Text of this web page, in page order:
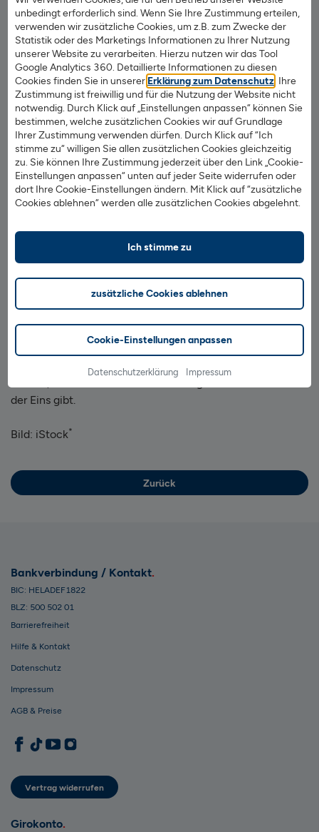
unbedingt erforderlich sind. Wenn Sie Ihre Zustimmung erteilen,
verwenden wir zusätzliche Cookies, um z.B. zum Zwecke der
Statistik oder des Marketings Informationen zu Ihrer Nutzung
unserer Website zu verarbeiten. Hierzu nutzen wir das Tool
Google Analytics 360. Detaillierte Informationen zu diesen
Cookies finden Sie in unserer Erklärung zum Datenschutz . Ihre
Zustimmung ist freiwillig und für die Nutzung der Website nicht
notwendig. Durch Klick auf „Einstellungen anpassen“ können Sie
bestimmen, welche zusätzlichen Cookies wir auf Grundlage
Ihrer Zustimmung verwenden dürfen. Durch Klick auf “Ich
stimme zu“ willigen Sie allen zusätzlichen Cookies gleichzeitig
zu. Sie können Ihre Zustimmung jederzeit über den Link „Cookie-
Einstellungen anpassen“ unten auf jeder Seite widerrufen oder
dort Ihre Cookie-Einstellungen ändern. Mit Klick auf “zusätzliche
Cookies ablehnen“ werden alle zusätzlichen Cookies abgelehnt.
Ich stimme zu
zusätzliche Cookies ablehnen
Cookie-Einstellungen anpassen
Datenschutzerklärung Impressum
Die Frage lässt sich glücklicherweise schnell beantworten
und das Problem dadurch leicht klären:
Bei der ISIN kann ein Buchstabe nur in den ersten beiden
Stellen auftauchen, also in der Länderkennung, die das
Ursprungsland des Wertpapiers kennzeichnet. Der Rest
sind immer Zahlen.
Beispiel:
Die Aktie des norwegischen
Luftfahrtunternehmens „Norwegian Air Shuttle“ hat die
ISIN NO0010196140. Je nach Schriftart ist hier der
Buchstabe O und die Null schwer zu unterscheiden, und
es kann zu Fehleingaben kommen. Mit der Regel ist es
jedoch ganz einfach: Die ersten beiden Stellen, also die
Länderkennung, bestehen immer aus Buchstaben: in
diesem Fall NO für Norwegen. Die restlichen zehn Stellen
sind (bis auf wenige Ausnahmen) immer Zahlen.
Zahlen und Buchstaben nicht möglich, wenn Sie die
Regeln kennen: Neben den Zahlen sind nur
Großbuchstaben erlaubt – ausgeschlossen sind dabei aber
der Eins gibt.
Bild: iStock*
Zurück
Bankverbindung / Kontakt
BIC: HELADEF1822
BLZ: 500 502 01
Barrierefreiheit
Hilfe & Kontakt
Datenschutz
Impressum
AGB & Preise
1822direkt auf Facebook
1822direkt auf TikTok
1822direkt auf YouTube
1822direkt auf Instagram
Vertrag widerrufen
Girokonto